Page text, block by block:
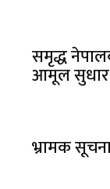
समृद्ध
आमूल सुधार
भ्रामक